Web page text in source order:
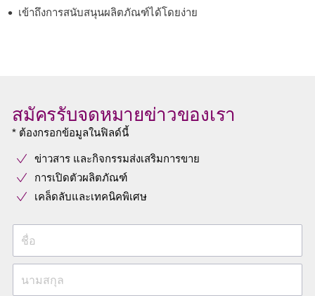
เข้าถึงการสนับสนุนผลิตภัณฑ์ได้โดยง่าย
สมัครรับจดหมายข่าวของเรา
* ต้องกรอกข้อมูลในฟิลด์นี้
ข่าวสาร และกิจกรรมส่งเสริมการขาย
การเปิดตัวผลิตภัณฑ์
เคล็ดลับและเทคนิคพิเศษ
ชื่อ
นามสกุล